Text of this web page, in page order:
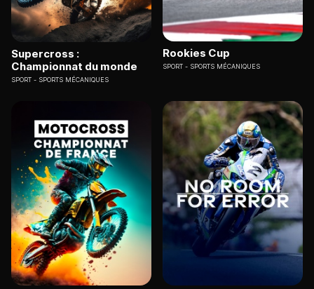
Supercross :
Championnat du monde
SPORT SPORTS MÉCANIQUES
Rookies Cup
SPORT SPORTS MÉCANIQUES